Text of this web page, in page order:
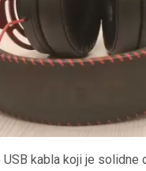
kabla koji je